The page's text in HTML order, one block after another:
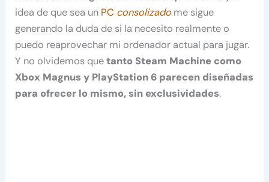
idea de que sea un PC consolizadome sigue
generando la duda de si la necesito realmente o
puedo reaprovechar mi ordenador actual para jugar.
Y no olvidemos quetanto Steam Machine como
Xbox Magnus y PlayStation 6 parecen diseñadas
para ofrecer lo mismo, sin exclusividades.